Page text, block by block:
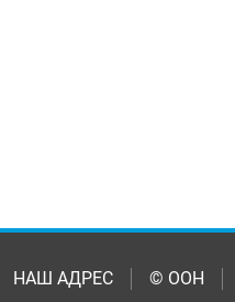
НАШ АДРЕС © ООН